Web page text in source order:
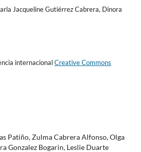
Jacqueline Gutiérrez Cabrera, Dinora
internacionalCreative Commons
Patiño, Zulma Cabrera Alfonso, Olga
Gonzalez Bogarin, Leslie Duarte